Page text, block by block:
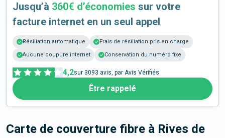
Jusqu’à 360€ d’économies sur votre
facture internet en un seul appel
Résiliation automatique
Frais de résiliation pris en charge
Aucune coupure internet
Conservation du numéro fixe
4,2sur 3093 avis, par Avis Vérifiés
Être rappelé
Carte de couverture fibre à Rives de